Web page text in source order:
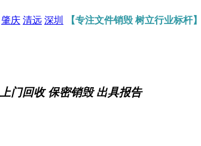
肇庆 清远 深圳 【专注文件销毁 树立行业标杆
上门回收 保密销毁 出具报告